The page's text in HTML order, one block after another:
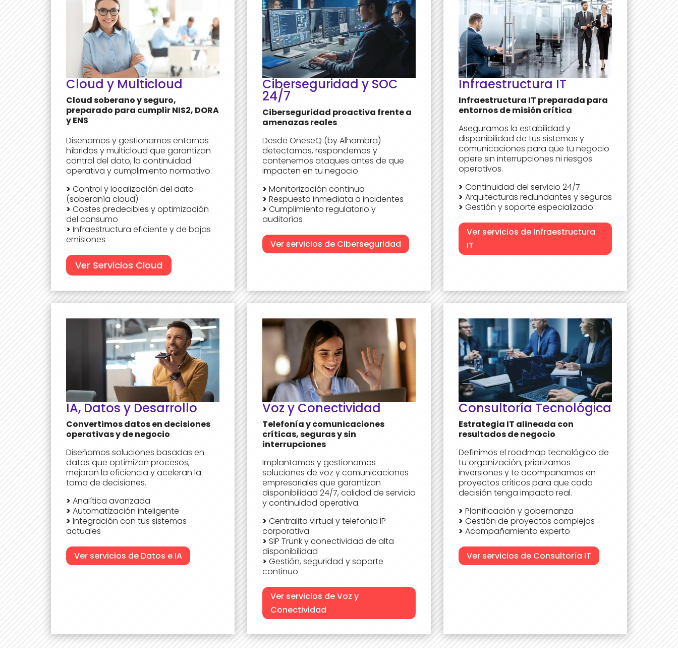
Cloud y Multicloud
Cloud soberano y seguro,
preparado para cumplir NIS2, DORA
y ENS
Diseñamos y gestionamos entornos
híbridos y multicloud que garantizan
control del dato, la continuidad
operativa y cumplimiento normativo.
> Control y localización del dato
(soberanía cloud)
> Costes predecibles y optimización
del consumo
> Infraestructura eficiente y de bajas
emisiones
Ver Servicios Cloud
Ciberseguridad y SOC
24/7
Ciberseguridad proactiva frente a
amenazas reales
Desde OneseQ (by Alhambra)
detectamos, respondemos y
contenemos ataques antes de que
impacten en tu negocio.
> Monitorización continua
> Respuesta inmediata a incidentes
> Cumplimiento regulatorio y
auditorías
Ver servicios de Ciberseguridad
Infraestructura IT
Infraestructura IT preparada para
entornos de misión crítica
Aseguramos la estabilidad y
disponibilidad de tus sistemas y
comunicaciones para que tu negocio
opere sin interrupciones ni riesgos
operativos.
> Continuidad del servicio 24/7
> Arquitecturas redundantes y seguras
> Gestión y soporte especializado
Ver servicios de Infraestructura
IT
IA, Datos y Desarrollo
Convertimos datos en decisiones
operativas y de negocio
Diseñamos soluciones basadas en
datos que optimizan procesos,
mejoran la eficiencia y aceleran la
toma de decisiones.
> Analítica avanzada
> Automatización inteligente
> Integración con tus sistemas
actuales
Ver servicios de Datos e IA
Voz y Conectividad
Telefonía y comunicaciones
críticas, seguras y sin
interrupciones
Implantamos y gestionamos
soluciones de voz y comunicaciones
empresariales que garantizan
disponibilidad 24/7, calidad de servicio
y continuidad operativa.
> Centralita virtual y telefonía IP
corporativa
> SIP Trunk y conectividad de alta
disponibilidad
> Gestión, seguridad y soporte
continuo
Ver servicios de Voz y
Conectividad
Consultoría Tecnológica
Estrategia IT alineada con
resultados de negocio
Definimos el roadmap tecnológico de
tu organización, priorizamos
inversiones y te acompañamos en
proyectos críticos para que cada
decisión tenga impacto real.
> Planificación y gobernanza
> Gestión de proyectos complejos
> Acompañamiento experto
Ver servicios de Consultoría IT